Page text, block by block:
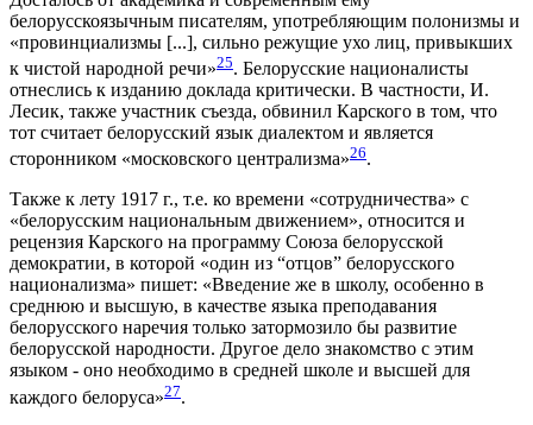
белорусскоязычным писателям, употребляющим полонизмы и
«провинциализмы [...], сильно режущие ухо лиц, привыкших
к чистой народной речи»25. Белорусские националисты
отнеслись к изданию доклада критически. В частности, И.
Лесик, также участник съезда, обвинил Карского в том, что
тот считает белорусский язык диалектом и является
сторонником «московского централизма»26.
Также к лету 1917 г., т.е. ко времени «сотрудничества» с
«белорусским национальным движением», относится и
рецензия Карского на программу Союза белорусской
демократии, в которой «один из “отцов” белорусского
национализма» пишет: «Введение же в школу, особенно в
среднюю и высшую, в качестве языка преподавания
белорусского наречия только затормозило бы развитие
белорусской народности. Другое дело знакомство с этим
языком - оно необходимо в средней школе и высшей для
каждого белоруса»27.